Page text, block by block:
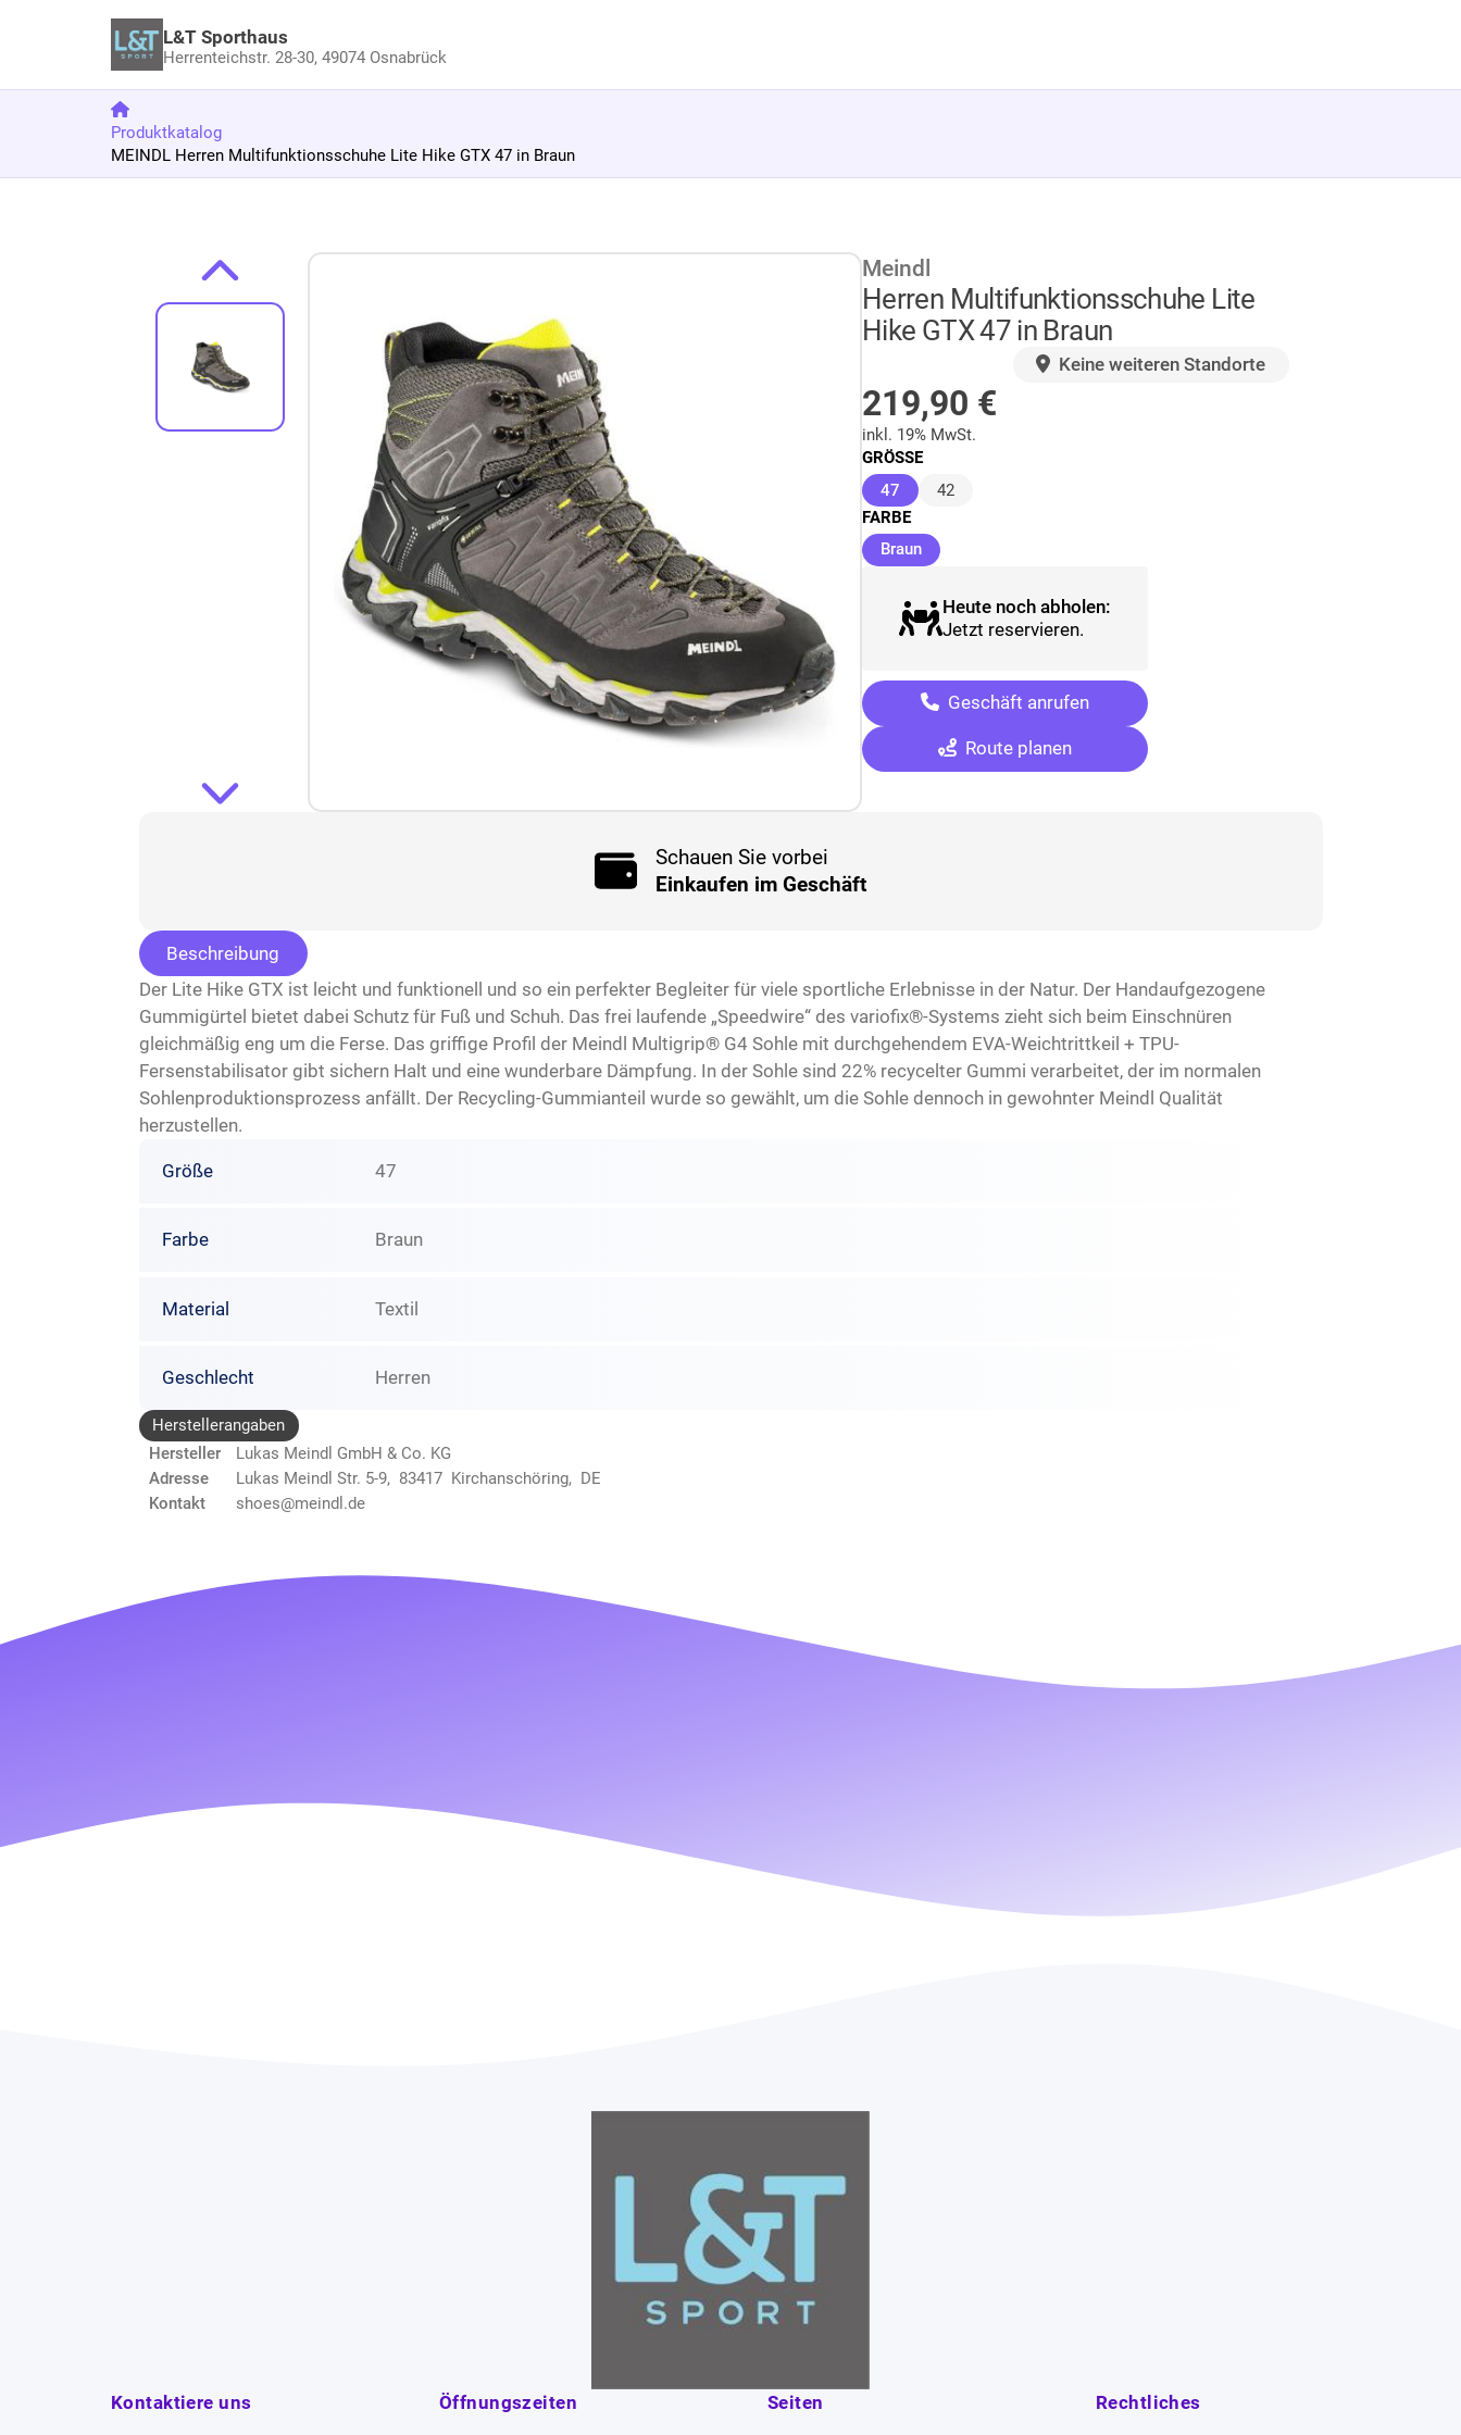
L&T Sporthaus
Herrenteichstr. 28-30,49074 Osnabrück
Produktkatalog
MEINDL Herren Multifunktionsschuhe Lite Hike GTX 47 in Braun
Zur Produktbeschreibung springen Meindl
Herren Multifunktionsschuhe Lite
Hike GTX 47 in Braun
Keine weiteren Standorte
219,90 €
inkl. 19% MwSt.
GRÖSSE
47 (ausgewählt)
42
FARBE
Braun(ausgewählt)
Heute noch abholen:
Jetzt reservieren.
Geschäft anrufen
Route planen
Schauen Sie vorbei
Einkaufen im Geschäft
Beschreibung
Der Lite Hike GTX ist leicht und funktionell und so ein perfekter Begleiter für viele sportliche Erlebnisse in der Natur. Der Handaufgezogene
Gummigürtel bietet dabei Schutz für Fuß und Schuh. Das frei laufende „Speedwire“ des variofix®-Systems zieht sich beim Einschnüren
gleichmäßig eng um die Ferse. Das griffige Profil der Meindl Multigrip® G4 Sohle mit durchgehendem EVA-Weichtrittkeil + TPU-
Fersenstabilisator gibt sichern Halt und eine wunderbare Dämpfung. In der Sohle sind 22% recycelter Gummi verarbeitet, der im normalen
Sohlenproduktionsprozess anfällt. Der Recycling-Gummianteil wurde so gewählt, um die Sohle dennoch in gewohnter Meindl Qualität
herzustellen.
Größe 47
Farbe Braun
Material Textil
Geschlecht Herren
Herstellerangaben
Hersteller
Lukas Meindl GmbH & Co. KG
Adresse
Lukas Meindl Str. 5-9, 83417 Kirchanschöring, DE
Kontakt
shoes@meindl.de
Kontaktiere uns Öffnungszeiten Seiten Rechtliches